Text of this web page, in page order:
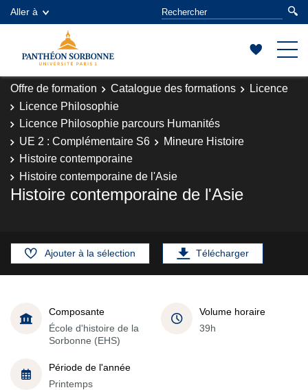
Aller à
Offre de formation Catalogue des formations
Licence
Licence Philosophie
Licence Philosophie parcours Humanités
UE 2 : Complémentaire S6
Mineure Histoire
Histoire contemporaine
Histoire contemporaine de l'Asie
Histoire contemporaine de l'Asie
Ajouter à la sélection Télécharger
Composante
École d'histoire de la
Sorbonne (EHS)
Volume horaire
39h
Période de l'année
Printemps